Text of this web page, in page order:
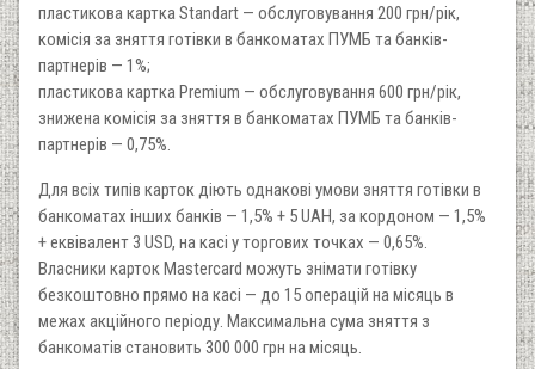
пластикова картка Standart — обслуговування 200 грн/рік,
комісія за зняття готівки в банкоматах ПУМБ та банків-
партнерів — 1%;
пластикова картка Premium — обслуговування 600 грн/рік,
знижена комісія за зняття в банкоматах ПУМБ та банків-
партнерів — 0,75%.
Для всіх типів карток діють однакові умови зняття готівки в
банкоматах інших банків — 1,5% + 5 UAH, за кордоном — 1,5%
+ еквівалент 3 USD, на касі у торгових точках — 0,65%.
Власники карток Mastercard можуть знімати готівку
безкоштовно прямо на касі — до 15 операцій на місяць в
межах акційного періоду. Максимальна сума зняття з
банкоматів становить 300 000 грн на місяць.